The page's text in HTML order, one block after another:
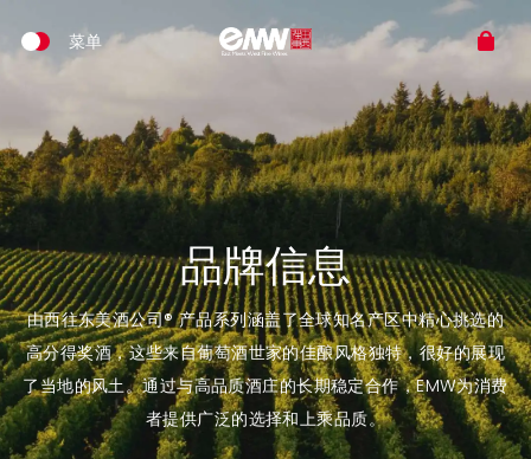
品牌信息
由西往东美酒公司® 产品系列涵盖了全球知名产区中精心挑选的
高分得奖酒，这些来自葡萄酒世家的佳酿风格独特，很好的展现
了当地的风土。通过与高品质酒庄的长期稳定合作，EMW为消费
者提供广泛的选择和上乘品质。